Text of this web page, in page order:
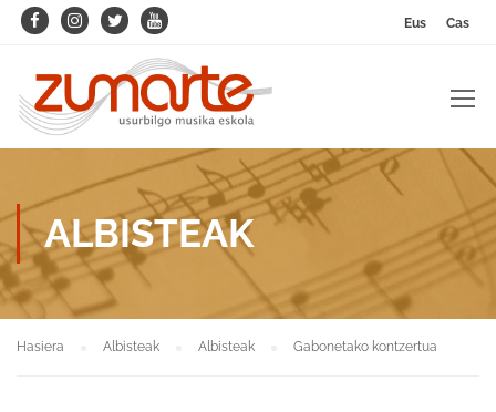
Eus Cas
ALBISTEAK
Hasiera Albisteak Albisteak Gabonetako kontzertua